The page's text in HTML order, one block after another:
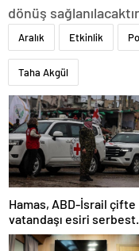
dönüş
Aralık Etkinlik
Taha Akgül
Hamas, ABD-İsrail çifte
vatandaşı esiri serbest
bırakacağını duyurdu